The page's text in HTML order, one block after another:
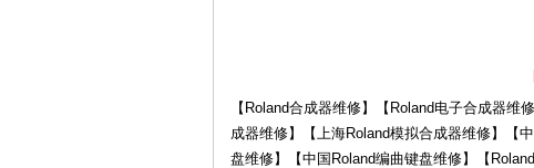
【Roland合成器维修】【Roland电子合成器
成器维修】【上海Roland模拟合成器维修】【
盘维修】【中国Roland编曲键盘维修】【